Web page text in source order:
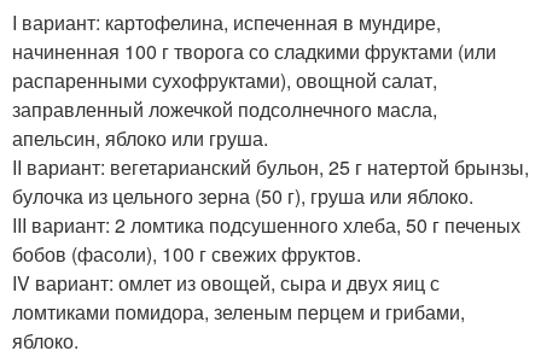
I вариант: картофелина, испеченная в мундире,
начиненная 100 г творога со сладкими фруктами (или
распаренными сухофруктами), овощной салат,
заправленный ложечкой подсолнечного масла,
апельсин, яблоко или груша.
II вариант: вегетарианский бульон, 25 г натертой брынзы,
булочка из цельного зерна (50 г), груша или яблоко.
III вариант: 2 ломтика подсушенного хлеба, 50 г печеных
бобов (фасоли), 100 г свежих фруктов.
IV вариант: омлет из овощей, сыра и двух яиц с
ломтиками помидора, зеленым перцем и грибами,
яблоко.